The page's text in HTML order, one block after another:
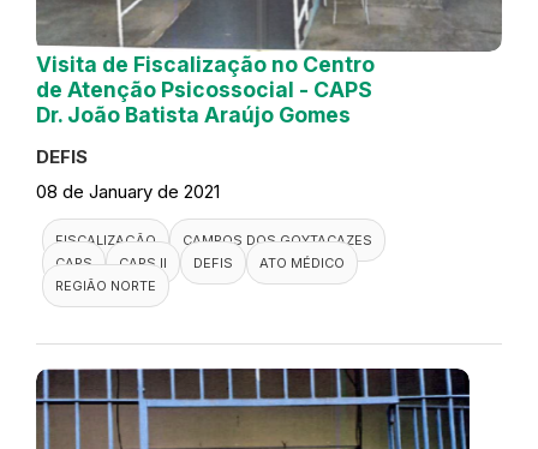
Visita de Fiscalização no Centro
de Atenção Psicossocial - CAPS
Dr. João Batista Araújo Gomes
DEFIS
08 de January de 2021
FISCALIZAÇÃO
CAMPOS DOS GOYTACAZES
CAPS
CAPS II DEFIS
ATO MÉDICO
REGIÃO NORTE